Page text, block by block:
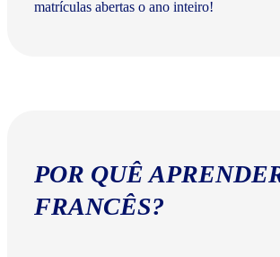
matrículas abertas o ano inteiro!
POR QUÊ
FRANCÊS?